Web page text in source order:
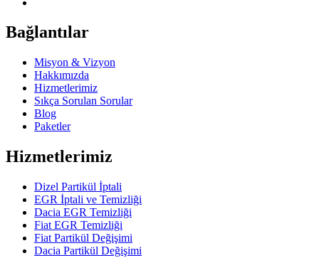
Bağlantılar
Misyon & Vizyon
Hakkımızda
Hizmetlerimiz
Sıkça Sorulan Sorular
Blog
Paketler
Hizmetlerimiz
Dizel Partikül İptali
EGR İptali ve Temizliği
Dacia EGR Temizliği
Fiat EGR Temizliği
Fiat Partikül Değişimi
Dacia Partikül Değişimi